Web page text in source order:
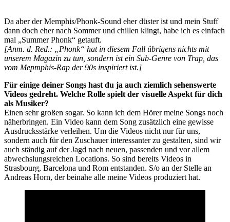
Da aber der Memphis/Phonk-Sound eher düster ist und mein Stuff
dann doch eher nach Sommer und chillen klingt, habe ich es einfach
mal „Summer Phonk“ getauft.
[Anm. d. Red.: „Phonk“ hat in diesem Fall übrigens nichts mit
unserem Magazin zu tun, sondern ist ein Sub-Genre von Trap, das
vom Mepmphis-Rap der 90s inspiriert ist.]
Für einige deiner Songs hast du ja auch ziemlich sehenswerte
Videos gedreht. Welche Rolle spielt der visuelle Aspekt für dich
als Musiker?
Einen sehr großen sogar. So kann ich dem Hörer meine Songs noch
näherbringen. Ein Video kann dem Song zusätzlich eine gewisse
Ausdrucksstärke verleihen. Um die Videos nicht nur für uns,
sondern auch für den Zuschauer interessanter zu gestalten, sind wir
auch ständig auf der Jagd nach neuen, passenden und vor allem
abwechslungsreichen Locations. So sind bereits Videos in
Strasbourg, Barcelona und Rom entstanden. S/o an der Stelle an
Andreas Horn, der beinahe alle meine Videos produziert hat.